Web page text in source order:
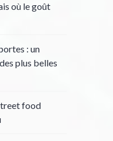
où le goût
: un
plus belles
food